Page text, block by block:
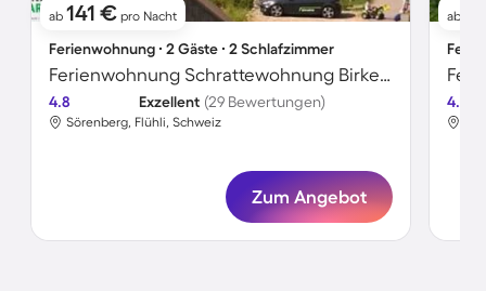
ab 141 € pro Nacht
Ferienwohnung ∙ 2 Gäste ∙ 2 Schlafzimmer
Ferienwohnung Schrattewohnung Birkenhof (4-Bett)
4.8 Exzellent (29 Bewertungen)
Sörenberg, Flühli, Schweiz
Zum Angebot
ab
4.8